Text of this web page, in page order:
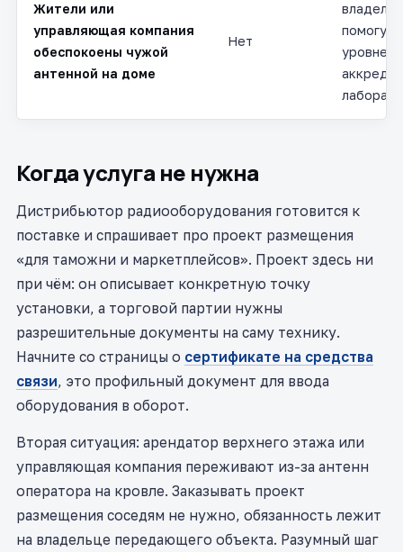
Жители или
управляющая компания
обеспокоены чужой
антенной на доме
Нет
помогут
уровней
Когда услуга не нужна
Дистрибьютор радиооборудования готовится к
поставке и спрашивает про проект размещения
«для таможни и маркетплейсов». Проект здесь ни
при чём: он описывает конкретную точку
установки, а торговой партии нужны
разрешительные документы на саму технику.
Начните со страницы о сертификате на средства
связи, это профильный документ для ввода
оборудования в оборот.
Вторая ситуация: арендатор верхнего этажа или
управляющая компания переживают из-за антенн
оператора на кровле. Заказывать проект
размещения соседям не нужно, обязанность лежит
на владельце передающего объекта. Разумный шаг